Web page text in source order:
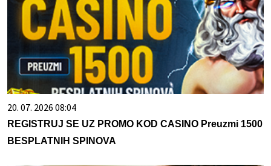
20. 07. 2026 08:04
REGISTRUJ SE UZ PROMO KOD CASINO Preuzmi 1500
BESPLATNIH SPINOVA